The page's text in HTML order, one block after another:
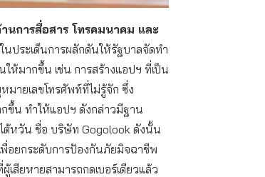
การสื่อสาร โทรคมนาคม และ
นประเด็นการผลักดันให้รัฐบาลจัดทำ
ห้มากขึ้น เช่น การสร้างแอปฯ ที่เป็น
มายเลขโทรศัพท์ที่ไม่รู้จัก ซึ่ง
กขึ้น ทำให้แอปฯ ดังกล่าวมีฐาน
หวัน ชื่อ บริษัท Gogolook ดังนั้น
อยกระดับการป้องกันภัยมิจฉาชีพ
สียหายสามารถกดเบอร์เดียวแล้ว